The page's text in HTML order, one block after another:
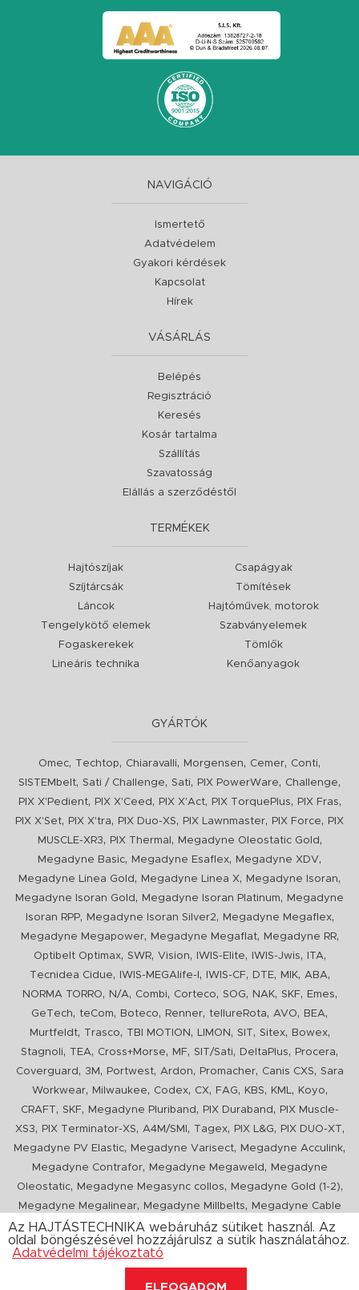
NAVIGÁCIÓ
Ismertető
Adatvédelem
Gyakori kérdések
Kapcsolat
Hírek
VÁSÁRLÁS
Belépés
Regisztráció
Keresés
Kosár tartalma
Szállítás
Szavatosság
Elállás a szerződéstől
TERMÉKEK
Hajtószíjak
Szíjtárcsák
Láncok
Tengelykötő elemek
Fogaskerekek
Lineáris technika
Csapágyak
Tömítések
Hajtóművek, motorok
Szabványelemek
Tömlők
Kenőanyagok
GYÁRTÓK
Omec, Techtop, Chiaravalli, Morgensen, Cemer, Conti,
SISTEMbelt, Sati / Challenge, Sati, PIX PowerWare, Challenge,
PIX X'Pedient, PIX X'Ceed , PIX X'Act, PIX TorquePlus, PIX Fras,
PIX X'Set, PIX X'tra, PIX Duo-XS, PIX Lawnmaster, PIX Force,
PIX
MUSCLE-XR3, PIX Thermal , Megadyne Oleostatic Gold ,
Megadyne Basic, Megadyne Esaflex, Megadyne XDV,
Megadyne Linea Gold , Megadyne Linea X, Megadyne Isoran,
Megadyne Isoran Gold , Megadyne Isoran Platinum,
Megadyne
Isoran RPP, Megadyne Isoran Silver2, Megadyne Megaflex,
Megadyne Megapower, Megadyne Megaflat, Megadyne RR,
Optibelt Optimax, SWR, Vision, IWIS-Elite, IWIS-Jwis, ITA,
Tecnidea Cidue, IWIS-MEGAlife-I , IWIS-CF, DTE, MIK, ABA,
NORMA TORRO, N/A, Combi, Corteco, SOG, NAK, SKF, Emes,
GeTech, teCom, Boteco, Renner, tellureRota, AVO, BEA,
Murtfeldt, Trasco, TBI MOTION , LIMON , SIT, Sitex, Bowex,
Stagnoli, TEA, Cross+Morse, MF, SIT/Sati, DeltaPlus, Procera,
Coverguard , 3M , Portwest, Ardon, Promacher, Canis CXS, Sara
Workwear, Milwaukee, Codex, CX, FAG, KBS, KML, Koyo,
CRAFT, SKF, Megadyne Pluriband , PIX Duraband ,
PIX Muscle-
XS3, PIX Terminator-XS, A4M/SMI , Tagex, PIX L&G, PIX DUO-XT,
Megadyne PV Elastic, Megadyne Varisect, Megadyne Acculink,
Megadyne Contrafor, Megadyne Megaweld ,
Megadyne
Oleostatic, Megadyne Megasync collos, Megadyne Gold (1-2),
Megadyne Megalinear, Megadyne Millbelts,
Megadyne Cable
Pull, PIX X'Ceed,Megadyne Pull Down, Optibelt VB,Mitsuboshi
ConCar,Megadyne Megarib ,PIX HARVESTER,Urgent
Az HAJTÁSTECHNIKA webáruház sütiket használ. Az
oldal böngészésével hozzájárulsz a sütik használatához.
Adatvédelmi tájékoztató
ELFOGADOM